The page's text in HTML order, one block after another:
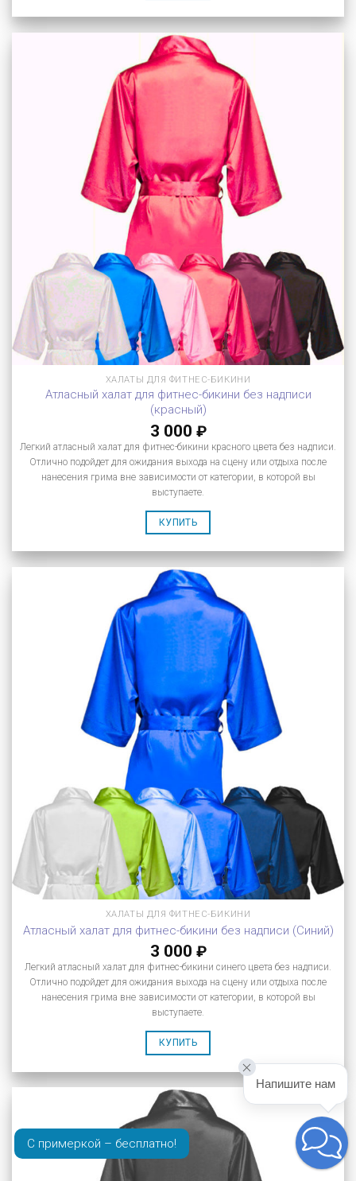
ХАЛАТЫ ДЛЯ ФИТНЕС-БИКИНИ
Атласный халат для фитнес-бикини без надписи
(красный)
3 000 ₽
Легкий атласный халат для фитнес-бикини красного цвета без надписи.
Отлично подойдет для ожидания выхода на сцену или отдыха после
нанесения грима вне зависимости от категории, в которой вы
выступаете.
КУПИТЬ
ХАЛАТЫ ДЛЯ ФИТНЕС-БИКИНИ
Атласный халат для фитнес-бикини без надписи (Синий)
3 000 ₽
Легкий атласный халат для фитнес-бикини синего цвета без надписи.
Отлично подойдет для ожидания выхода на сцену или отдыха после
нанесения грима вне зависимости от категории, в которой вы
выступаете.
КУПИТЬ
С примеркой – бесплатно!
Напишите нам